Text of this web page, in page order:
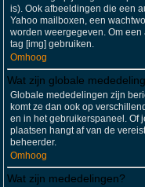
is). Ook afbeeldingen die een
Yahoo mailboxen, een
worden weergegeven. Om
tag [img] gebruiken.
Omhoog
Wat zijn globale
Globale mededelingen zijn
komt ze dan ook op
en in het gebruikerspaneel. Of
plaatsen hangt af van de
beheerder.
Omhoog
Wat zijn mededelingen?